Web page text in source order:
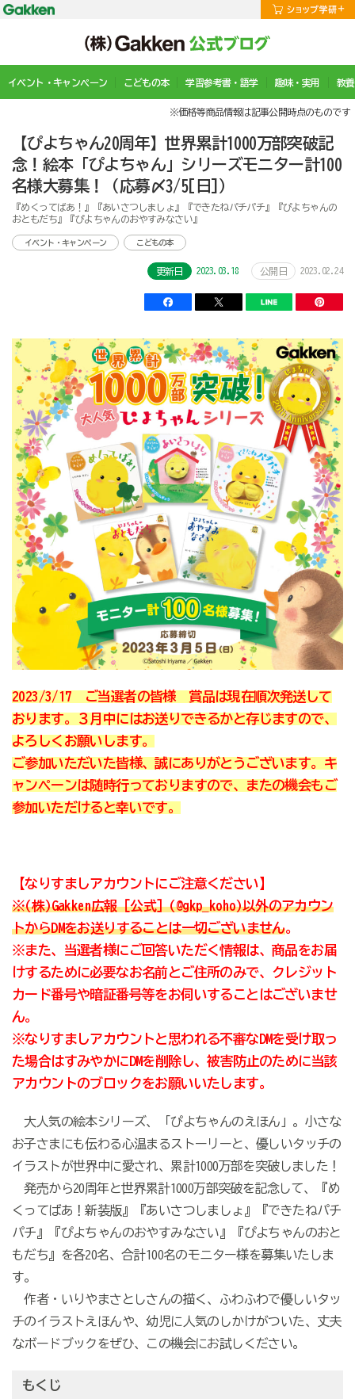
イベント・キャンペーン こどもの本 学習参考書・語学 趣味・実用 教
※価格等商品情報は記事公開時点のものです
【ぴよちゃん20周年】世界累計1000万部突破記
念！絵本「ぴよちゃん」シリーズモニター計100
名様大募集！（応募〆3/5[日]）
『めくってばあ！』『あいさつしましょ』『できたねパチパチ』『ぴよちゃんの
おともだち』『ぴよちゃんのおやすみなさい』
イベント・キャンペーン こどもの本
更新日 2023.03.18 公開日 2023.02.24
2023/3/17
ご当選者の皆様 賞品は現在順次発送して
おります。３月中にはお送りできるかと存じますので、
よろしくお願いします。
ご参加いただいた皆様、誠にありがとうございます。キ
ャンペーンは随時行っておりますので、またの機会もご
参加いただけると幸いです。
【なりすましアカウントにご注意ください】
※(株)Gakken広報［公式］(@gkp_koho)以外のアカウン
トからDMをお送りすることは一切ございません。
※また、当選者様にご回答いただく情報は、商品をお届
けするために必要なお名前とご住所のみで、クレジット
カード番号や暗証番号等をお伺いすることはございませ
ん。
※なりすましアカウントと思われる不審なDMを受け取っ
た場合はすみやかにDMを削除し、被害防止のために当該
アカウントのブロックをお願いいたします。
大人気の絵本シリーズ、「ぴよちゃんのえほん」。小さな
お子さまにも伝わる心温まるストーリーと、優しいタッチの
イラストが世界中に愛され、累計1000万部を突破しました！
発売から20周年と世界累計1000万部突破を記念して、『め
くってばあ！新装版』『あいさつしましょ』『できたねパチ
パチ』『ぴよちゃんのおやすみなさい』『ぴよちゃんのおと
もだち』を各20名、合計100名のモニター様を募集いたしま
す。
作者・いりやまさとしさんの描く、ふわふわで優しいタッ
チのイラストえほんや、幼児に人気のしかけがついた、丈夫
なボードブックをぜひ、
この機会にお試しください。
もくじ